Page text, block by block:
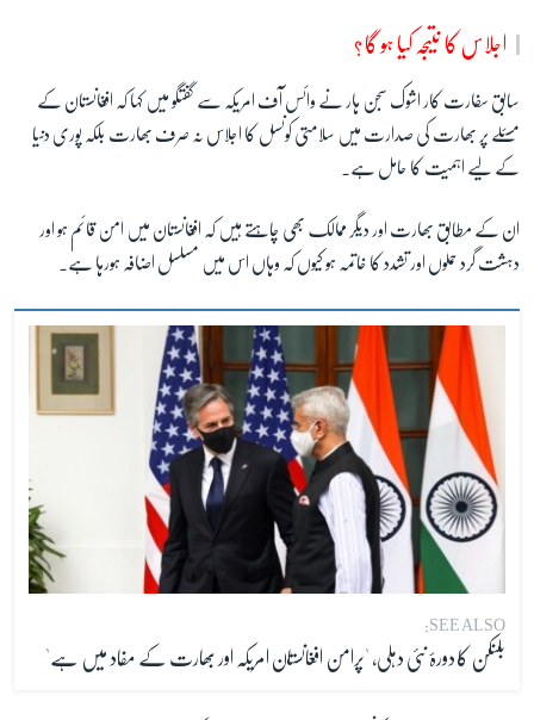
اجلاس کا نتیجہ کیا ہو گا؟
سابق سفارت کار اشوک سجن ہار نے وائس آف امریکہ سے گفتگو میں کہا کہ افغانستان کے
مسئلے پر بھارت کی صدارت میں سلامتی کونسل کا اجلاس نہ صرف بھارت بلکہ پوری دنیا
کے لیے اہمیت کا حامل ہے۔
ان کے مطابق بھارت اور دیگر ممالک بھی چاہتے ہیں کہ افغانستان میں امن قائم ہو اور
دہشت گرد حملوں اور تشدد کا خاتمہ ہو کیوں کہ وہاں اس میں مسلسل اضافہ ہورہا ہے۔
SEE ALSO:
بلنکن کا دورۂ نئی دہلی، 'پرامن افغانستان امریکہ اور بھارت کے مفاد میں ہے'